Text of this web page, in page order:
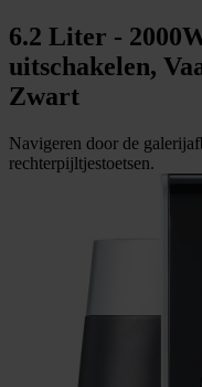
6.2 Liter -
uitschakelen,
Zwart
Navigeren door de
rechterpijltjestoetsen.